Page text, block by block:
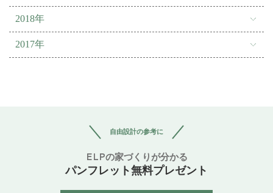
2018年
2017年
自由設計の参考に
ELPの家づくりが分かる
パンフレット無料プレゼント